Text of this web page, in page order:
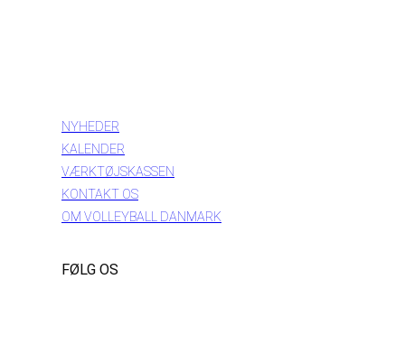
NYHEDER
KALENDER
VÆRKTØJSKASSEN
KONTAKT OS
OM VOLLEYBALL DANMARK
FØLG OS